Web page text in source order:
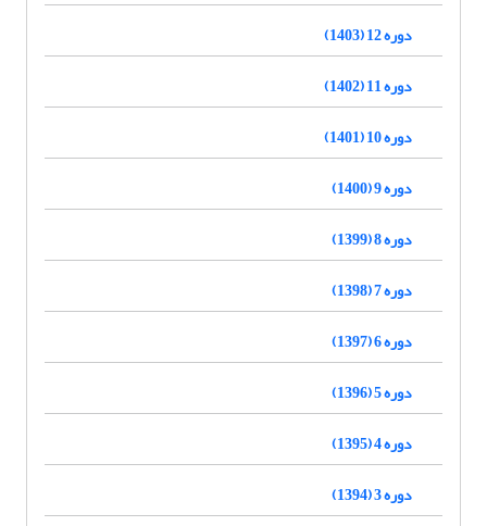
دوره 12 (1403)
دوره 11 (1402)
دوره 10 (1401)
دوره 9 (1400)
دوره 8 (1399)
دوره 7 (1398)
دوره 6 (1397)
دوره 5 (1396)
دوره 4 (1395)
دوره 3 (1394)